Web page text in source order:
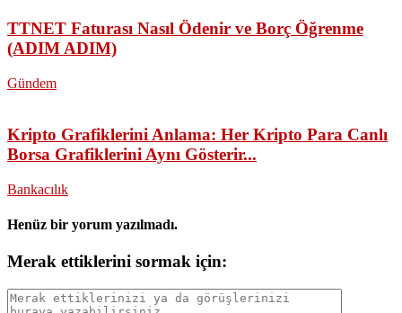
TTNET Faturası Nasıl Ödenir ve Borç Öğrenme
(ADIM ADIM)
Gündem
Kripto Grafiklerini Anlama: Her Kripto Para Canlı
Borsa Grafiklerini Aynı Gösterir...
Bankacılık
Henüz bir yorum yazılmadı.
Merak ettiklerini sormak için: